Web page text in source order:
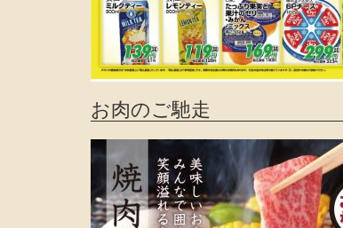
お肉のご馳走